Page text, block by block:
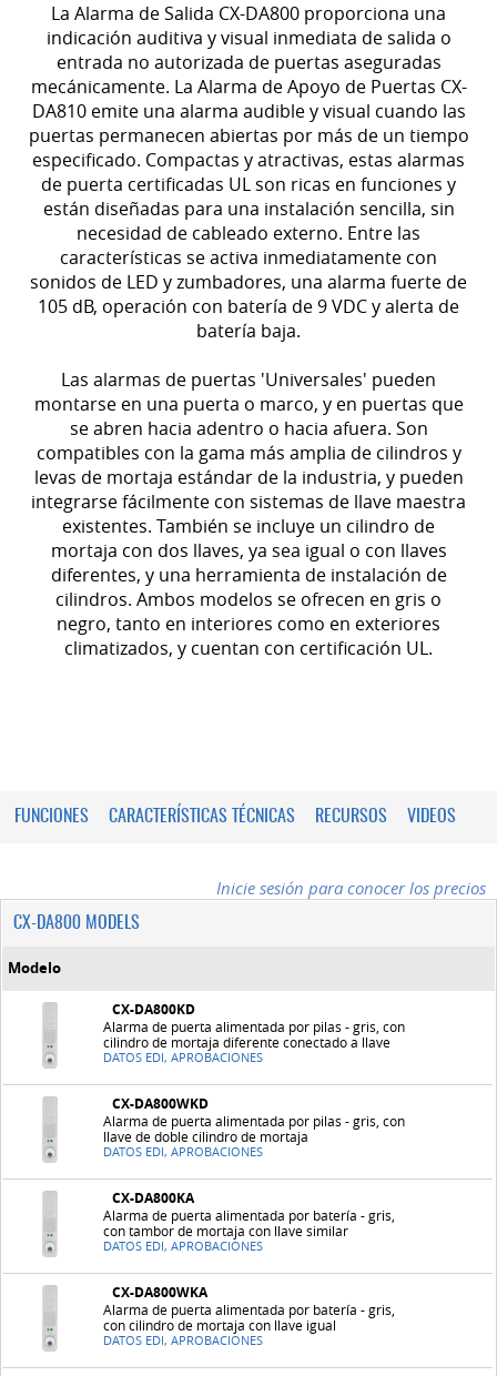
La Alarma de Salida CX-DA800 proporciona una
indicación auditiva y visual inmediata de salida o
entrada no autorizada de puertas aseguradas
mecánicamente. La Alarma de Apoyo de Puertas CX-
DA810 emite una alarma audible y visual cuando las
puertas permanecen abiertas por más de un tiempo
especificado. Compactas y atractivas, estas alarmas
de puerta certificadas UL son ricas en funciones y
están diseñadas para una instalación sencilla, sin
necesidad de cableado externo. Entre las
características se activa inmediatamente con
sonidos de LED y zumbadores, una alarma fuerte de
105 dB, operación con batería de 9 VDC y alerta de
batería baja.
Las alarmas de puertas 'Universales' pueden
montarse en una puerta o marco, y en puertas que
se abren hacia adentro o hacia afuera. Son
compatibles con la gama más amplia de cilindros y
levas de mortaja estándar de la industria, y pueden
integrarse fácilmente con sistemas de llave maestra
existentes. También se incluye un cilindro de
mortaja con dos llaves, ya sea igual o con llaves
diferentes, y una herramienta de instalación de
cilindros. Ambos modelos se ofrecen en gris o
negro, tanto en interiores como en exteriores
climatizados, y cuentan con certificación UL.
FUNCIONES CARACTERÍSTICAS TÉCNICAS RECURSOS VIDEOS
Inicie sesión para conocer los precios
CX-DA800 MODELS
Modelo
CX-DA800KD
Alarma de puerta alimentada por pilas - gris, con
cilindro de mortaja diferente conectado a llave
DATOS EDI, APROBACIONES
CX-DA800WKD
Alarma de puerta alimentada por pilas - gris, con
llave de doble cilindro de mortaja
DATOS EDI, APROBACIONES
CX-DA800KA
Alarma de puerta alimentada por batería - gris,
con tambor de mortaja con llave similar
DATOS EDI, APROBACIONES
CX-DA800WKA
Alarma de puerta alimentada por batería - gris,
con cilindro de mortaja con llave igual
DATOS EDI, APROBACIONES